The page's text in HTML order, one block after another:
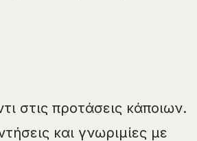
στις προτάσεις κάποιων.
και γνωριμίες με